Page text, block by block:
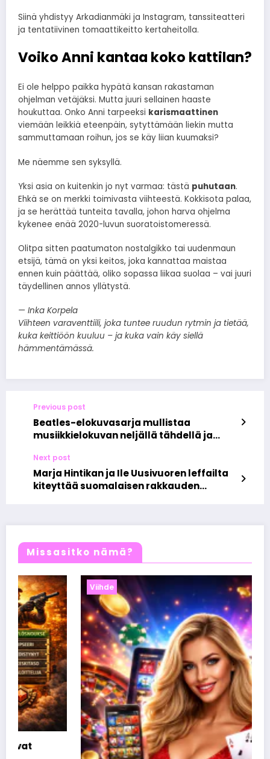
Siinä yhdistyy Arkadianmäki ja Instagram, tanssiteatteri
ja tentatiivinen tomaattikeitto kertaheitolla.
Voiko Anni kantaa koko kattilan?
Ei ole helppo paikka hypätä kansan rakastaman
ohjelman vetäjäksi. Mutta juuri sellainen haaste
houkuttaa. Onko Anni tarpeeksi karismaattinen
viemään leikkiä eteenpäin, sytyttämään liekin mutta
sammuttamaan roihun, jos se käy liian kuumaksi?
Me näemme sen syksyllä.
Yksi asia on kuitenkin jo nyt varmaa: tästä puhutaan.
Ehkä se on merkki toimivasta viihteestä. Kokkisota palaa,
ja se herättää tunteita tavalla, johon harva ohjelma
kykenee enää 2020-luvun suoratoistomeressä.
Olitpa sitten paatumaton nostalgikko tai uudenmaun
etsijä, tämä on yksi keitos, joka kannattaa maistaa
ennen kuin päättää, oliko sopassa liikaa suolaa – vai juuri
täydellinen annos yllätystä.
— Inka Korpela
Viihteen varaventtiili, joka tuntee ruudun rytmin ja tietää,
kuka keittiöön kuuluu – ja kuka vain käy siellä
hämmentämässä.
Previous post
Beatles-elokuvasarja mullistaa
musiikkielokuvan neljällä tähdellä ja
Next post
Marja Hintikan ja Ile Uusivuoren leffailta
kiteyttää suomalaisen rakkauden
Missasitko nämä?
Viihde